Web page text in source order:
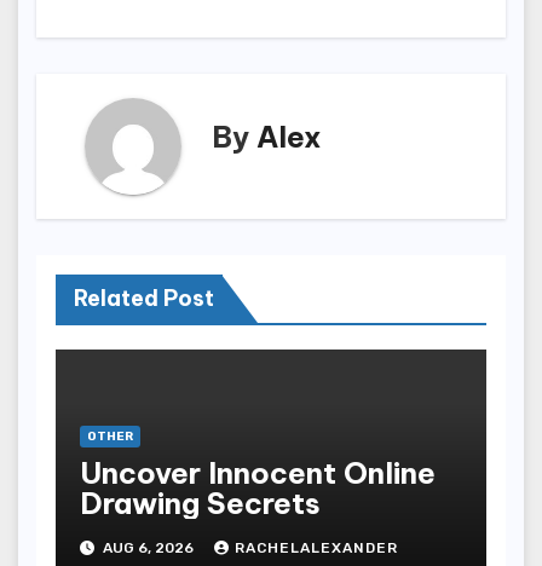
By Alex
Related Post
OTHER
Uncover Innocent Online
Drawing Secrets
AUG 6, 2026 RACHELALEXANDER